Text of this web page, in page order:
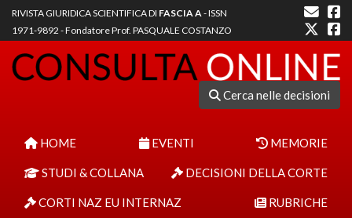
RIVISTA GIURIDICA SCIENTIFICA DI FASCIA A- ISSN
1971-9892 - Fondatore Prof. PASQUALE COSTANZO
Cerca nelle decisioni
HOME EVENTI MEMORIE
STUDI & COLLANA DECISIONI DELLA CORTE
CORTI NAZ EU INTERNAZ RUBRICHE